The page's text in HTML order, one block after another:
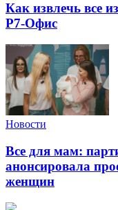
Как извлечь все
Р7-Офис
Новости
Все для мам:
анонсировала
женщин